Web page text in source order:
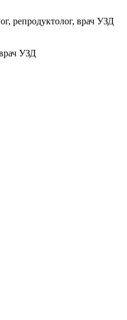
репродуктолог, врач УЗД
УЗД